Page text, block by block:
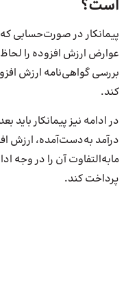
است؟
پیمانکار در صورت‌حسابی که
عوارض ارزش افزوده را
بررسی گواهی‌نامه ارزش
کند.
در ادامه نیز پیمانکار
درآمد به‌دست‌آمده، ارزش
مابه‌التفاوت آن را در وجه
پرداخت کند.